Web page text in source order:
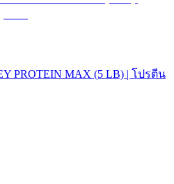
PROTEIN MAX (5 LB) | โปรตีน